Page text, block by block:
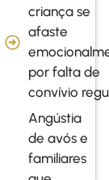
criança se
afaste
por falta de
convívio
Angústia
de avós e
familiares